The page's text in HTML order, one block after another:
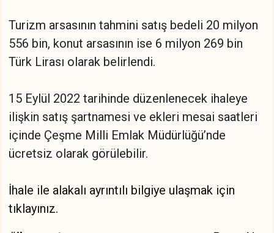
Turizm arsasının tahmini satış bedeli 20 milyon
556 bin, konut arsasının ise 6 milyon 269 bin
Türk Lirası olarak belirlendi.
15 Eylül 2022 tarihinde düzenlenecek ihaleye
ilişkin satış şartnamesi ve ekleri mesai saatleri
içinde Çeşme Milli Emlak Müdürlüğü’nde
ücretsiz olarak görülebilir.
İhale ile alakalı ayrıntılı bilgiye ulaşmak için
tıklayınız.